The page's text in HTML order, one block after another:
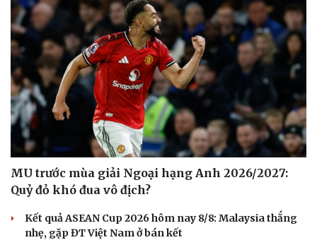
Cải chính
MU trước mùa giải Ngoại hạng Anh 2026/2027:
Quỷ đỏ khó đua vô địch?
Kết quả ASEAN Cup 2026 hôm nay 8/8: Malaysia thắng
nhẹ, gặp ĐT Việt Nam ở bán kết